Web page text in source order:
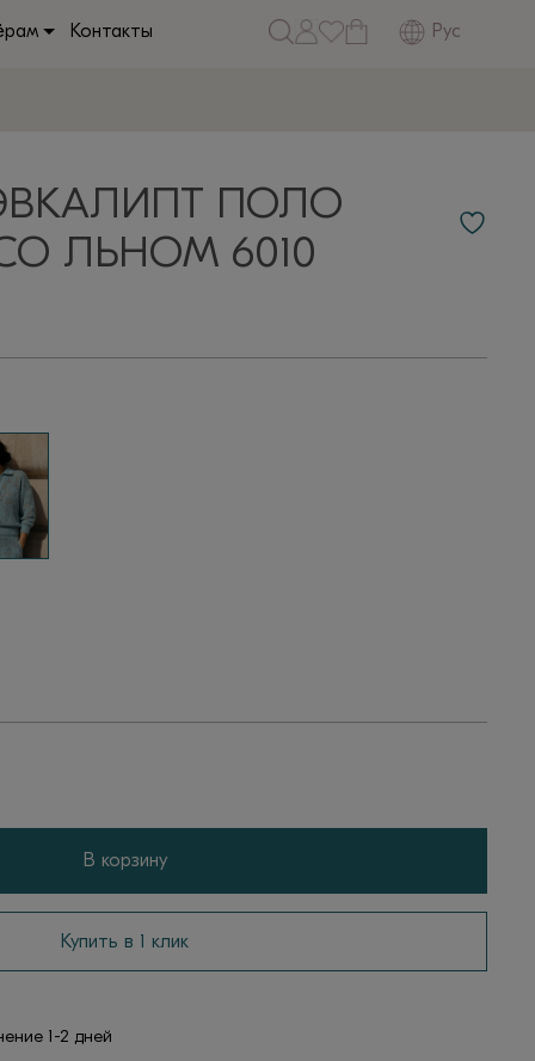
Контакты Рус
ПОЛО
ЛЬНОМ 6010
В корзину
Купить в 1 клик
1-2 дней